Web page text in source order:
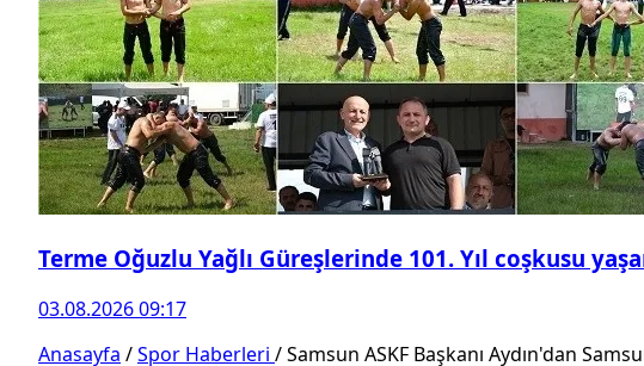
Terme Oğuzlu Yağlı Güreşlerinde 101. Yıl coşkusu
03.08.2026 09:17
Anasayfa /Spor Haberleri /Samsun ASKF Başkanı Aydın'dan